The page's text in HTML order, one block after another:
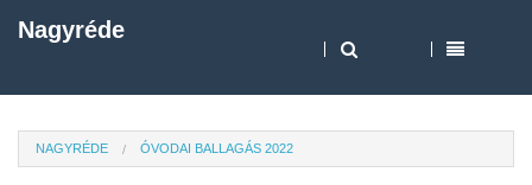
Nagyréde
NAGYRÉDE ÓVODAI BALLAGÁS 2022